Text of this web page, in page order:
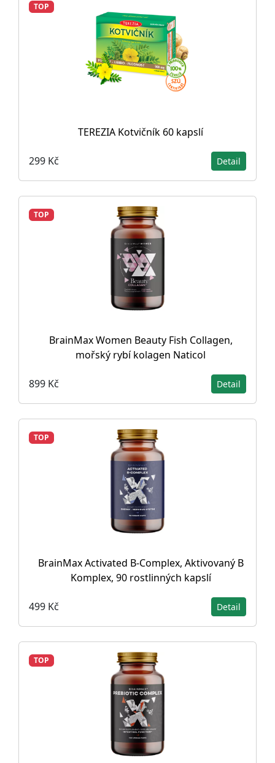
TOP
TEREZIA Kotvičník 60 kapslí
299 Kč Detail
TOP
BrainMax Women Beauty Fish Collagen,
mořský rybí kolagen Naticol
899 Kč Detail
TOP
BrainMax Activated B-Complex, Aktivovaný B
Komplex, 90 rostlinných kapslí
499 Kč Detail
TOP